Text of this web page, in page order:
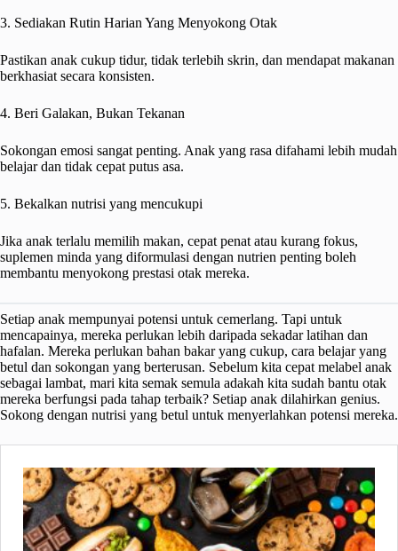
3. Sediakan Rutin Harian Yang Menyokong Otak
Pastikan anak cukup tidur, tidak terlebih skrin, dan mendapat makanan
berkhasiat secara konsisten.
4. Beri Galakan, Bukan Tekanan
Sokongan emosi sangat penting. Anak yang rasa difahami lebih mudah
belajar dan tidak cepat putus asa.
5. Bekalkan nutrisi yang mencukupi
Jika anak terlalu memilih makan, cepat penat atau kurang fokus,
suplemen minda yang diformulasi dengan nutrien penting boleh
membantu menyokong prestasi otak mereka.
Setiap anak mempunyai potensi untuk cemerlang. Tapi untuk
mencapainya, mereka perlukan lebih daripada sekadar latihan dan
hafalan. Mereka perlukan bahan bakar yang cukup, cara belajar yang
betul dan sokongan yang berterusan. Sebelum kita cepat melabel anak
sebagai lambat, mari kita semak semula adakah kita sudah bantu otak
mereka berfungsi pada tahap terbaik? Setiap anak dilahirkan genius.
Sokong dengan nutrisi yang betul untuk menyerlahkan potensi mereka.